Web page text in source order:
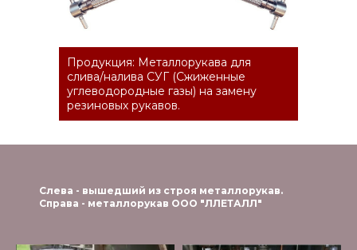
Продукция: Металлорукава для
слива/налива СУГ (Сжиженные
углеводородные газы) на замену
резиновых рукавов.
Слева - вышедший из строя металлорукав.
Справа - металлорукав ООО "ЛЛЕТАЛЛ"